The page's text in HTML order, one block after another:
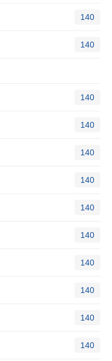
140
140
140
140
140
140
140
140
140
140
140
140